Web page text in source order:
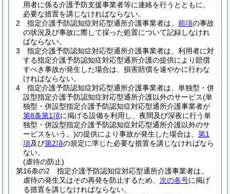
用者に係る介護予防支援事業者等に連絡を行うとともに、
必要な措置を講じなければならない。
2
指定介護予防認知症対応型通所介護事業者は、 前項の事故
の状況及び事故に際して採った処置について記録しなけれ
ばならない。
3
指定介護予防認知症対応型通所介護事業者は、利用者に対
する指定介護予防認知症対応型通所介護の提供により賠償
すべき事故が発生した場合は、損害賠償を速やかに行わな
ければならない。
4
指定介護予防認知症対応型通所介護事業者は、単独型・併
設型指定介護予防認知症対応型通所介護以外のサービス(単
独型・併設型指定介護予防認知症対応型通所介護事業者が
第8条第1項に掲げる設備を利用し、夜間及び深夜に行う単
独型・併設型指定介護予防認知症対応型通所介護以外のサ
ービスをいう。)の提供により事故が発生した場合は、 第1
項及び第2項の規定に準じた必要な措置を講じなければなら
ない。
(虐待の防止)
第16条の2
指定介護予防認知症対応型通所介護事業者は、
虐待の発生又はその再発を防止するため、 次の各号に掲げ
る措置を講じなければならない。